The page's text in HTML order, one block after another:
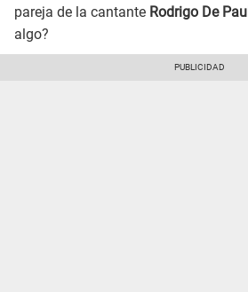
pareja de la cantante Rodrigo De Paul
algo?